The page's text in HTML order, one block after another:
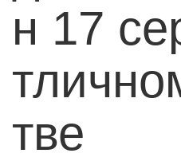
н 17
тве